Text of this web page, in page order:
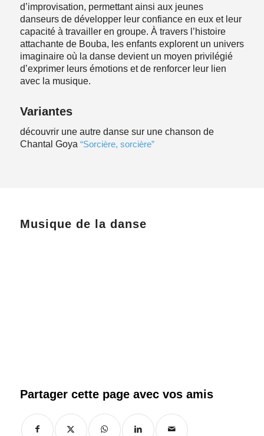
d’improvisation, permettant ainsi aux jeunes
danseurs de développer leur confiance en eux et leur
capacité à travailler en groupe. À travers l’histoire
attachante de Bouba, les enfants explorent un univers
imaginaire où la danse devient un moyen privilégié
d’exprimer leurs émotions et de renforcer leur lien
avec la musique.
Variantes
découvrir une autre danse sur une chanson de
Chantal Goya “Sorcière, sorcière”
Musique de la danse